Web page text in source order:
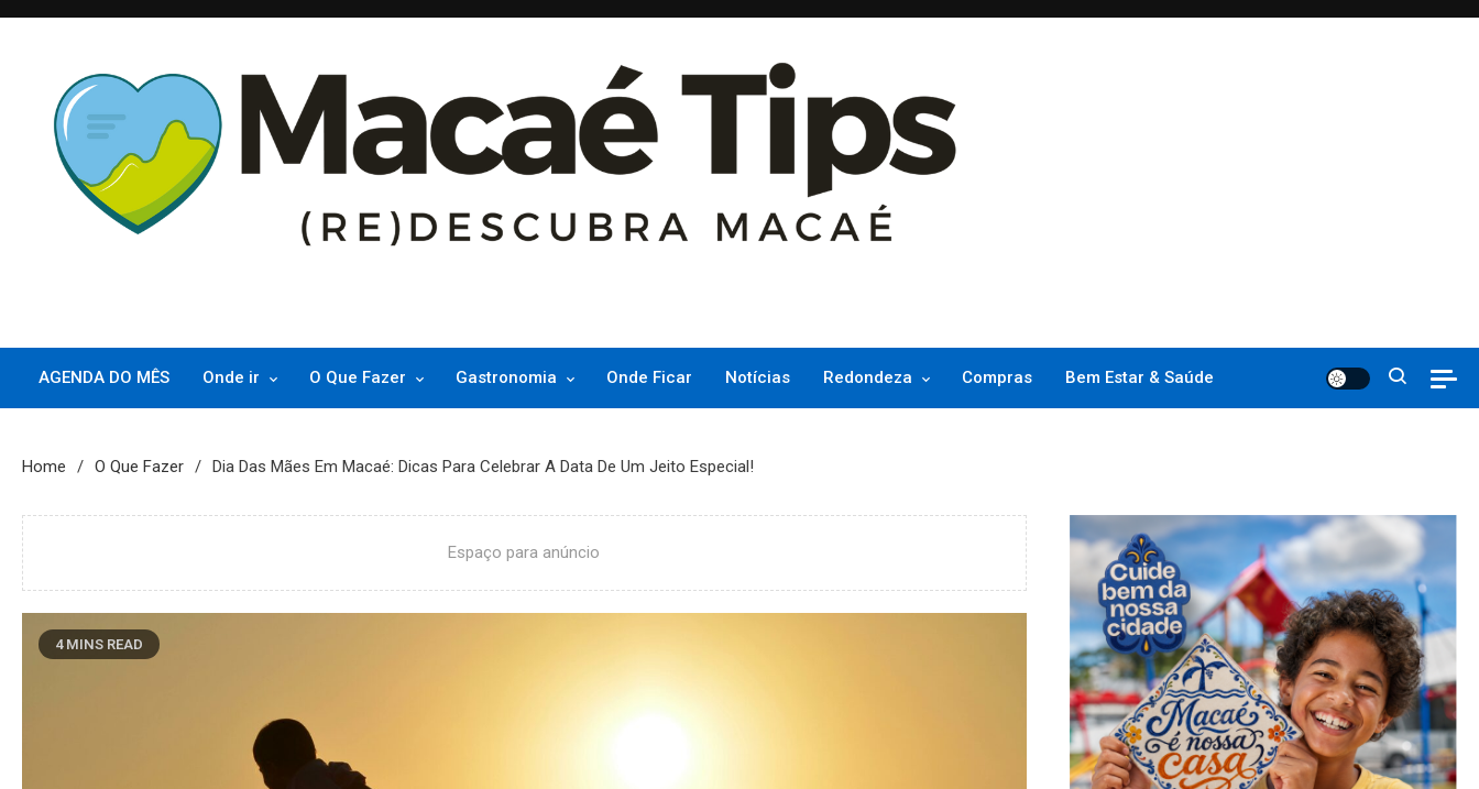
Skip
Macaé Tips
AGENDA DO MÊS
Onde ir O Que Fazer Gastronomia Onde Ficar Notícias Redondeza Compras Bem Estar & Saúde
Home O Que Fazer Dia Das Mães Em Macaé: Dicas Para Celebrar A Data De Um Jeito Especial!
Espaço para anúncio
4 MINS READ